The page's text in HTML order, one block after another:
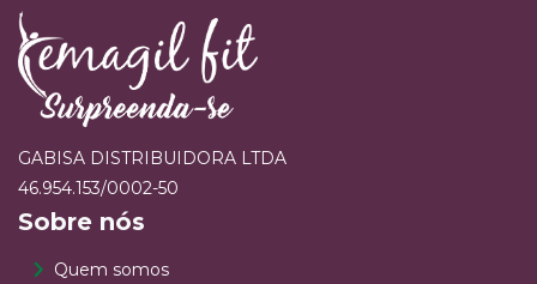
GABISA DISTRIBUIDORA LTDA
46.954.153/0002-50
Sobre nós
Quem somos